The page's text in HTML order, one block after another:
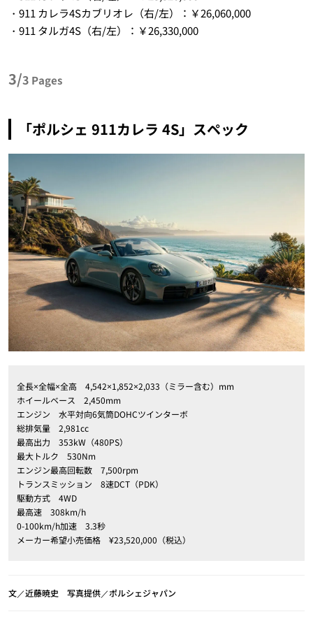
・911 カレラ4Sカブリオレ（右/左）：￥26,060,000
・911 タルガ4S（右/左）：￥26,330,000
3/3 Pages
「ポルシェ 911カレラ 4S」スペック
全長×全幅×全高 4,542×1,852×2,033（ミラー含む）mm
ホイールベース 2,450mm
エンジン 水平対向6気筒DOHCツインターボ
総排気量 2,981cc
最高出力 353kW（480PS）
最大トルク 530Nm
エンジン最高回転数 7,500rpm
トランスミッション 8速DCT（PDK）
駆動方式 4WD
最高速 308km/h
0-100km/h加速 3.3秒
メーカー希望小売価格 ¥23,520,000（税込）
文／近藤暁史 写真提供／ポルシェジャパン